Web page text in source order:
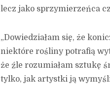
lecz jako sprzymierzeńca
„Dowiedziałam się, że
niektóre rośliny potrafią
że źle rozumiałam sztukę
tylko, jak artystki ją